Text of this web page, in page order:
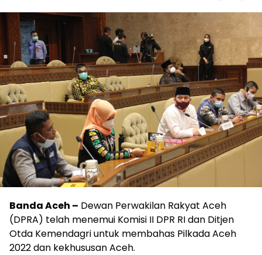
Banda Aceh – Dewan Perwakilan Rakyat Aceh
(DPRA) telah menemui Komisi II DPR RI dan Ditjen
Otda Kemendagri untuk membahas Pilkada Aceh
2022 dan kekhususan Aceh.